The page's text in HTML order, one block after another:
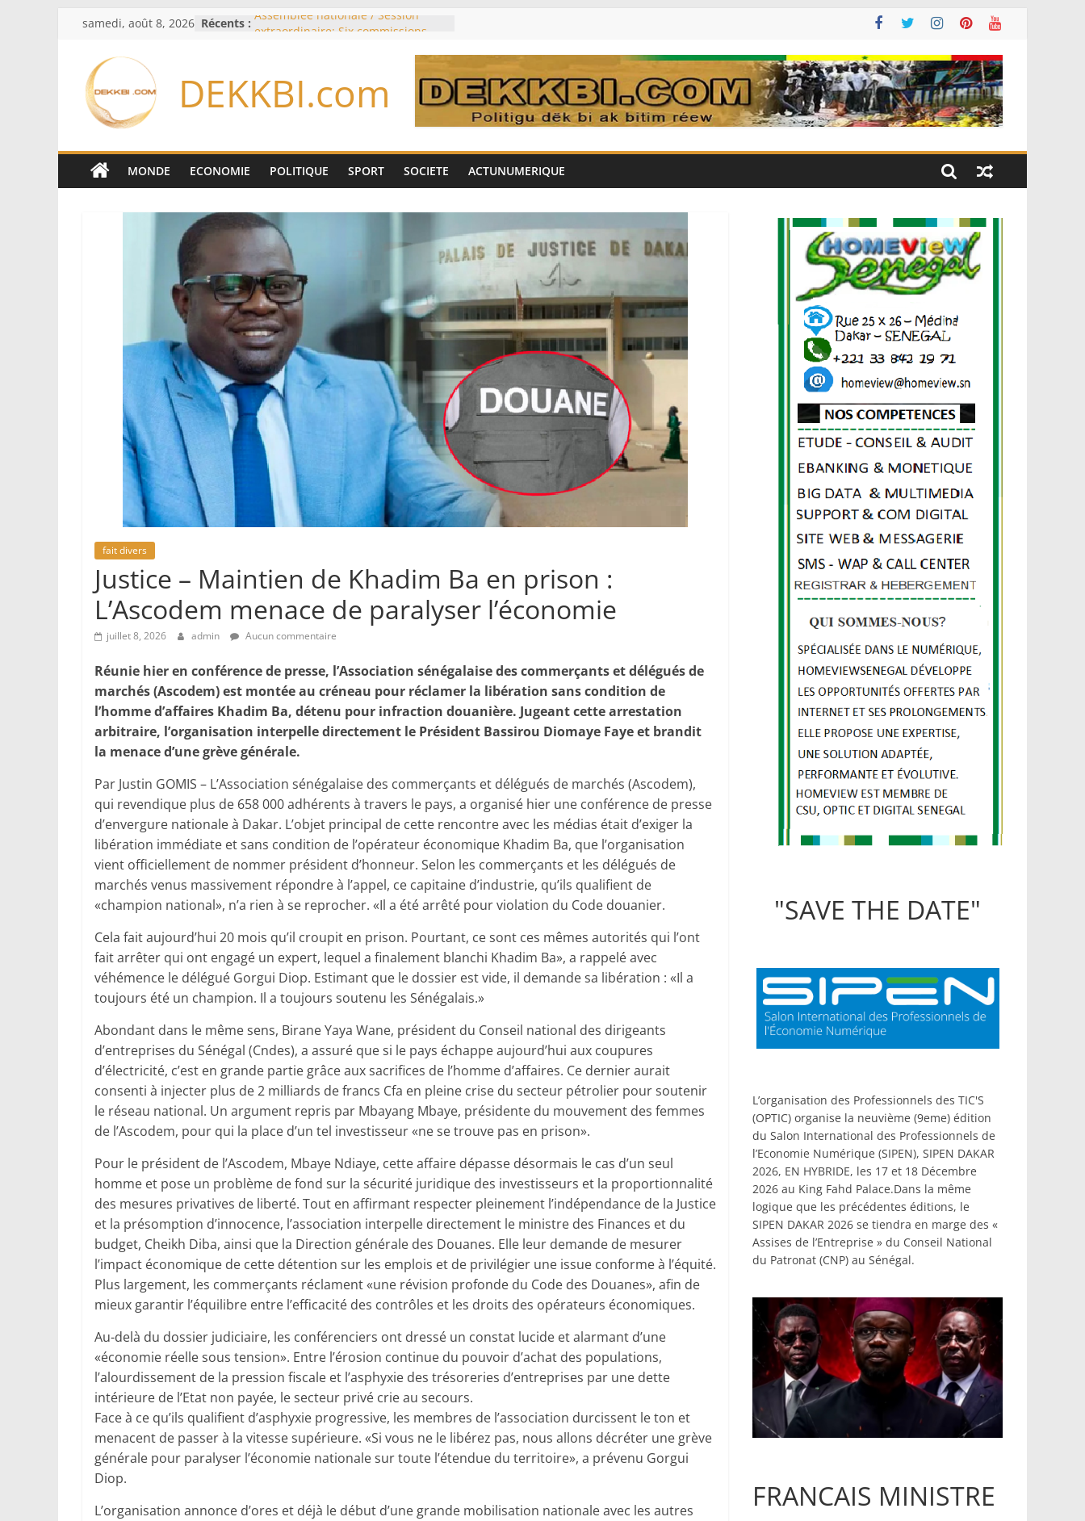
Passer
contenu
samedi, août 8, 2026 Récents : Assemblée nationale / Session
d’enquête à l’ordre du jour ce lundi
de la Espriella
Bénin: Patrice Talon élu président
Moyen-Orient: l’Arabie saoudite, le
Pakistan et la Turquie signent un
accord de défense
exportations de cuivre et de cobalt
concentrés pour valoriser sa
production
DEKKBI.com
MONDE ECONOMIE POLITIQUE SPORT SOCIETE ACTUNUMERIQUE
fait divers
Justice – Maintien de Khadim Ba en prison :
L’Ascodem menace de paralyser l’économie
juillet 8, 2026 admin Aucun commentaire
Réunie hier en conférence de presse, l’Association sénégalaise des commerçants et délégués de
marchés (Ascodem) est montée au créneau pour réclamer la libération sans condition de
l’homme d’affaires Khadim Ba, détenu pour infraction douanière. Jugeant cette arrestation
arbitraire, l’organisation interpelle directement le Président Bassirou Diomaye Faye et brandit
la menace d’une grève générale.
Par Justin GOMIS – L’Association sénégalaise des commerçants et délégués de marchés (Ascodem),
qui revendique plus de 658 000 adhérents à travers le pays, a organisé hier une conférence de presse
d’envergure nationale à Dakar. L’objet principal de cette rencontre avec les médias était d’exiger la
libération immédiate et sans condition de l’opérateur économique Kha­dim Ba, que l’organisation
vient officiellement de nommer président d’honneur. Selon les commerçants et les délégués de
marchés venus massivement répondre à l’appel, ce capitaine d’industrie, qu’ils qualifient de
«champion national», n’a rien à se reprocher. «Il a été arrêté pour violation du Code douanier.
Cela fait aujourd’hui 20 mois qu’il croupit en prison. Pourtant, ce sont ces mêmes autorités qui l’ont
fait arrêter qui ont engagé un expert, lequel a finalement blanchi Khadim Ba», a rappelé avec
véhémence le délégué Gorgui Diop. Estimant que le dossier est vide, il demande sa libération : «Il a
toujours été un champion. Il a toujours soutenu les Sénégalais.»
Abondant dans le même sens, Birane Yaya Wane, président du Conseil national des dirigeants
d’entreprises du Sénégal (Cndes), a assuré que si le pays échappe aujourd’hui aux coupures
d’électricité, c’est en grande partie grâce aux sacrifices de l’homme d’affaires. Ce dernier aurait
consenti à injecter plus de 2 milliards de francs Cfa en pleine crise du secteur pétrolier pour soutenir
le réseau national. Un argument repris par Mbayang Mbaye, présidente du mouvement des femmes
de l’Asco­dem, pour qui la place d’un tel investisseur «ne se trouve pas en prison».
Pour le président de l’Asco­dem, Mbaye Ndiaye, cette affaire dépasse désormais le cas d’un seul
homme et pose un problème de fond sur la sécurité juridique des investisseurs et la proportionnalité
des mesures privatives de liberté. Tout en affirmant respecter pleinement l’indépendance de la Justice
et la présomption d’innocence, l’association interpelle directement le ministre des Finances et du
budget, Cheikh Diba, ainsi que la Direction générale des Douanes. Elle leur demande de mesurer
l’impact économique de cette détention sur les emplois et de privilégier une issue conforme à l’équité.
Plus largement, les commerçants réclament «une révision profonde du Code des Douanes», afin de
mieux garantir l’équilibre entre l’efficacité des contrôles et les droits des opérateurs économiques.
Au-delà du dossier judiciaire, les conférenciers ont dressé un constat lucide et alarmant d’une
«économie réelle sous tension». Entre l’érosion continue du pouvoir d’achat des populations,
l’alourdissement de la pression fiscale et l’asphyxie des trésoreries d’entreprises par une dette
intérieure de l’Etat non payée, le secteur privé crie au secours.
Face à ce qu’ils qualifient d’asphyxie progressive, les membres de l’association durcissent le ton et
menacent de passer à la vitesse supérieure. «Si vous ne le libérez pas, nous allons décréter une grève
générale pour paralyser l’économie nationale sur toute l’étendue du territoire», a prévenu Gorgui
Diop.
L’organisation annonce d’ores et déjà le début d’une grande mobilisation nationale avec les autres
"SAVE THE DATE"
L’organisation des Professionnels des TIC'S
(OPTIC) organise la neuvième (9eme) édition
du Salon International des Professionnels de
l’Economie Numérique (SIPEN), SIPEN DAKAR
2026, EN HYBRIDE, les 17 et 18 Décembre
2026 au King Fahd Palace.Dans la même
logique que les précédentes éditions, le
SIPEN DAKAR 2026 se tiendra en marge des «
Assises de l’Entreprise » du Conseil National
du Patronat (CNP) au Sénégal.
FRANCAIS MINISTRE